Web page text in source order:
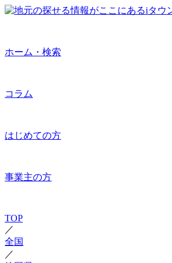
ホーム・検索
コラム
はじめての方
事業主の方
TOP
／
全国
／